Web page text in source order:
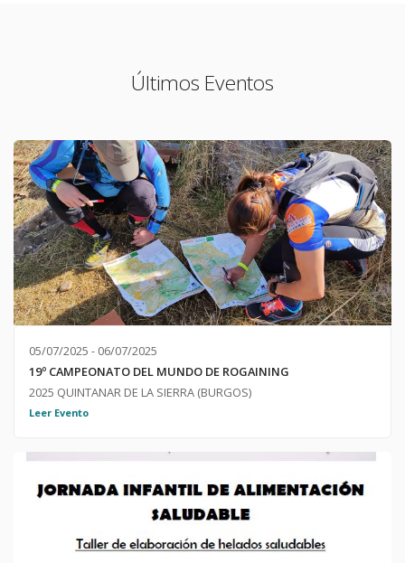
Últimos Eventos
05/07/2025 - 06/07/2025
19º CAMPEONATO DEL MUNDO DE ROGAINING
2025 QUINTANAR DE LA SIERRA (BURGOS)
https://wrc2025.org/es/inicio/
Leer Evento